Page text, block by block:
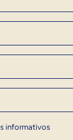
informativos